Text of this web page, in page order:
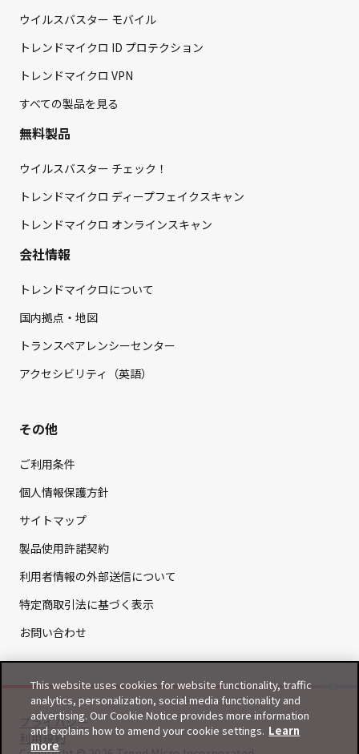
ウイルスバスター モバイル
トレンドマイクロ ID プロテクション
トレンドマイクロ VPN
すべての製品を見る
無料製品
ウイルスバスター チェック！
トレンドマイクロ ディープフェイクスキャン
トレンドマイクロ オンラインスキャン
会社情報
トレンドマイクロについて
国内拠点・地図
トランスペアレンシーセンター
アクセシビリティ（英語）
その他
ご利用条件
個人情報保護方針
サイトマップ
製品使用許諾契約
利用者情報の外部送信について
特定商取引法に基づく表示
お問い合わせ
プライバシー
利用規約
This website uses cookies for website functionality, traffic
analytics, personalization, social media functionality and
advertising. Our Cookie Notice provides more information
and explains how to amend your cookie settings. Learn
more